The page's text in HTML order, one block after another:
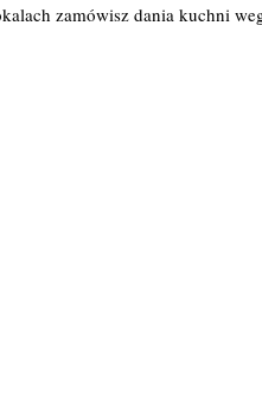
zamówisz dania kuchni